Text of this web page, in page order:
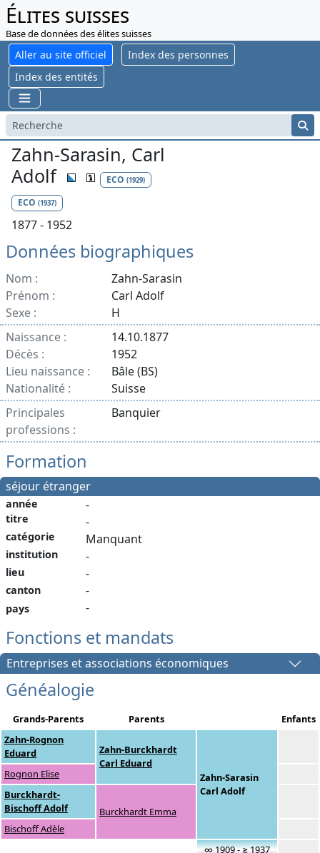
Élites suisses
Base de données des élites suisses
Aller au site officiel
Index des personnes
Index des entités
Zahn-Sarasin, Carl
Adolf
ECO (1929)
ECO (1937)
1877 - 1952
Données biographiques
Nom :
Zahn-Sarasin
Prénom :
Carl Adolf
Sexe :
H
Naissance :
14.10.1877
Décès :
1952
Lieu naissance :
Bâle (BS)
Nationalité :
Suisse
Principales
professions :
Banquier
Formation
séjour étranger
année
titre
catégorie
institution
lieu
canton
pays
-
-
Manquant
-
-
-
-
Fonctions et mandats
Entreprises et associations économiques
Généalogie
Grands-Parents Parents
Enfants
Zahn-Rognon
Eduard
Zahn-Burckhardt
Carl Eduard
Zahn-Sarasin
Carl Adolf
Rognon Elise
Burckhardt-
Bischoff Adolf
Burckhardt Emma
Bischoff Adèle
∞ 1909 - ≥ 1937